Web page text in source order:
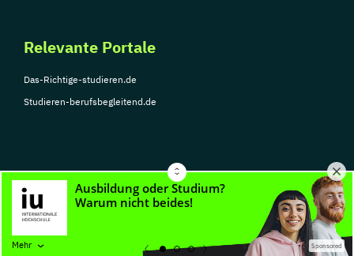
Mehr Sponsored
Relevante Portale
Das-Richtige-studieren.de
Studieren-berufsbegleitend.de
© Copyright 2026, TarGroup Media GmbH
Nutzungsbedingungen